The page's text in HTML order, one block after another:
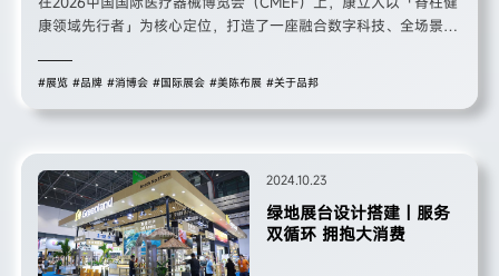
康领域先行者」为核心定位，打造了一座融合数字科技、全场景康
护全民脊柱健康”为设计初心，通过科学的功能分区、前沿的数字
复、脊柱健康管理等领域的创新成果，成为展会现场聚焦脊柱健康
#展览 #品牌 #消博会 #国际展会 #美陈布展 #关于品邦
2024.10.23
绿地展台设计搭建｜服务
双循环 拥抱大消费